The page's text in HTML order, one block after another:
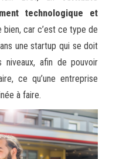
technologique et
bien, car c’est ce type de
une startup qui se doit
afin de pouvoir
ce qu’une entreprise
à faire.